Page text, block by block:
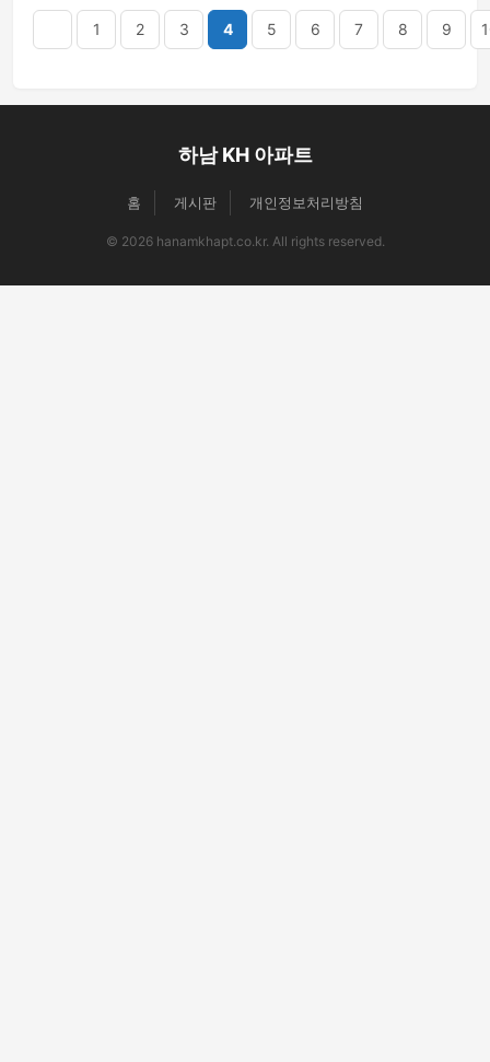
1 2 3 4 5 6 7 8 9
하남 KH 아파트
홈 게시판 개인정보처리방침
© 2026 hanamkhapt.co.kr. All rights reserved.